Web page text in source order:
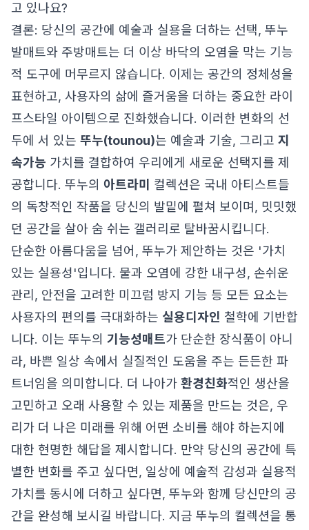
고 있나요?
결론: 당신의 공간에 예술과 실용을 더하는 선택, 뚜누
발매트와 주방매트는 더 이상 바닥의 오염을 막는 기능
적 도구에 머무르지 않습니다. 이제는 공간의 정체성을
표현하고, 사용자의 삶에 즐거움을 더하는 중요한 라이
프스타일 아이템으로 진화했습니다. 이러한 변화의 선
두에 서 있는 뚜누(tounou)는 예술과 기술, 그리고 지
속가능 가치를 결합하여 우리에게 새로운 선택지를 제
공합니다. 뚜누의 아트라미
컬렉션은 국내 아티스트들
의 독창적인 작품을 당신의 발밑에 펼쳐 보이며, 밋밋했
던 공간을 살아 숨 쉬는 갤러리로 탈바꿈시킵니다.
단순한 아름다움을 넘어, 뚜누가 제안하는 것은 '가치
있는 실용성'입니다. 물과 오염에 강한 내구성, 손쉬운
관리, 안전을 고려한 미끄럼 방지 기능 등 모든 요소는
사용자의 편의를 극대화하는 실용디자인 철학에 기반합
니다. 이는 뚜누의 기능성매트가 단순한 장식품이 아니
라, 바쁜 일상 속에서 실질적인 도움을 주는 든든한 파
트너임을 의미합니다. 더 나아가 환경친화적인 생산을
고민하고 오래 사용할 수 있는 제품을 만드는 것은, 우
리가 더 나은 미래를 위해 어떤 소비를 해야 하는지에
대한 현명한 해답을 제시합니다. 만약 당신의 공간에 특
별한 변화를 주고 싶다면, 일상에 예술적 감성과 실용적
가치를 동시에 더하고 싶다면, 뚜누와 함께 당신만의 공
간을 완성해 보시길 바랍니다. 지금 뚜누의 컬렉션을 통